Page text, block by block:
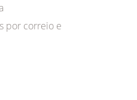
por correio e